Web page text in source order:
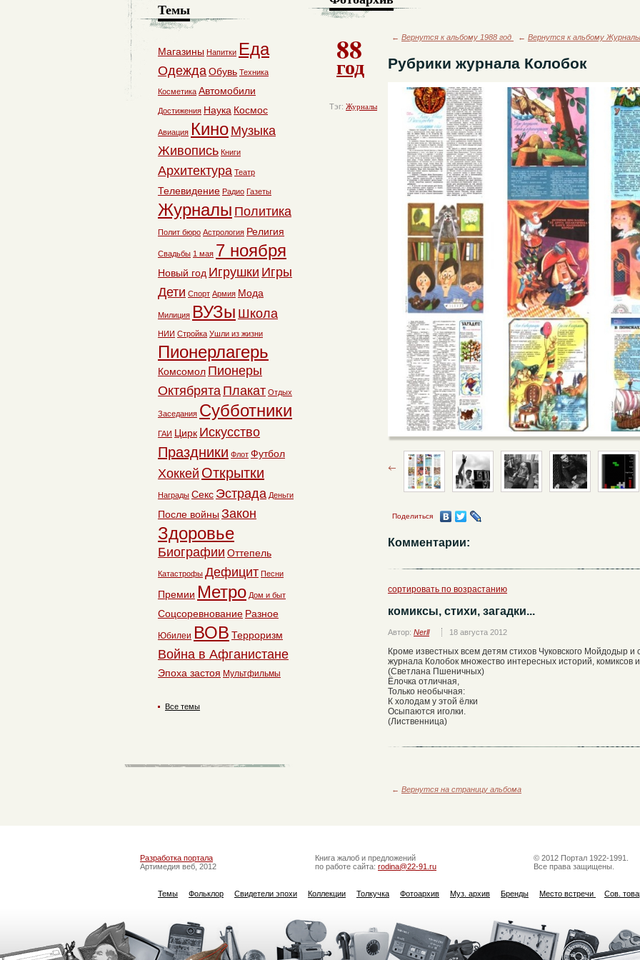
88
год
Тэг: Журналы
← Вернутся к альбому 1988 год ← Вернутся к альбому Журналы
Рубрики журнала Колобок
Поделиться
Комментарии:
сортировать по возрастанию
комиксы, стихи, загадки...
Автор: Nerll 18 августа 2012
Кроме известных всем детям стихов Чуковского Мойдодыр и
журнала Колобок множество интересных историй, комиксов и
(Светлана Пшеничных)
Ёлочка отличная,
Только необычная:
К холодам у этой ёлки
Осыпаются иголки.
(Лиственница)
← Вернутся на страницу альбома
Темы
Магазины Напитки Еда
ОдеждаОбувь Техника
Косметика Автомобили
Достижения Наука Космос
Авиация Кино Музыка
Живопись Книги
Архитектура Театр
Телевидение Радио Газеты
Журналы Политика
Полит бюро Астрология Религия
Свадьбы 1 мая 7 ноября
Новый год Игрушки Игры
Дети Спорт Армия Мода
Милиция ВУЗы Школа
НИИ Стройка Ушли из жизни
Пионерлагерь
Комсомол Пионеры
Октябрята Плакат Отдых
Заседания Субботники
ГАИ Цирк Искусство
Праздники Флот Футбол
Хоккей Открытки
Награды Секс Эстрада Деньги
После войны Закон
Здоровье
Биографии Оттепель
Катастрофы Дефицит Песни
Премии Метро Дом и быт
Соцсоревнование Разное
Юбилеи ВОВ Терроризм
Война в Афганистане
Эпоха застоя Мультфильмы
Все темы
Разработка портала
Артимедия веб, 2012
Книга жалоб и предложений
по работе сайта: rodina@22-91.ru
© 2012 Портал 1922-1991.
Все права защищены.
Темы Фольклор Свидетели эпохи Коллекции Толкучка Фотоархив Муз. архив Бренды Место встречи Сов.